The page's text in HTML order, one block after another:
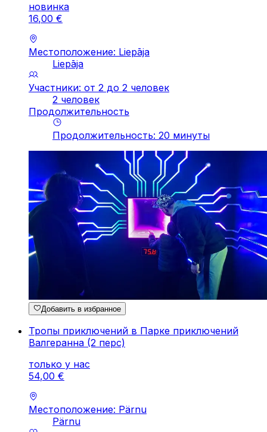
новинка
16,00 €
Местоположение: Liepāja
Liepāja
Участники: от 2 до 2 человек
2 человек
Продолжительность
Продолжительность: 20 минуты
Добавить в избранное
Тропы приключений в Парке приключений
Валгеранна (2 перс)
только у нас
54,00 €
Местоположение: Pärnu
Pärnu